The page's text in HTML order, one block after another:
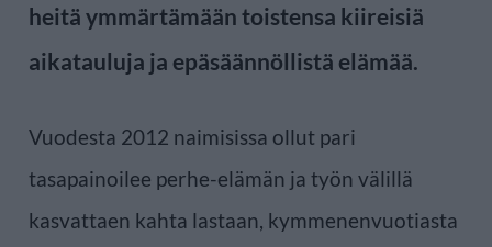
heitä ymmärtämään toistensa kiireisiä
aikatauluja ja epäsäännöllistä elämää.
Vuodesta 2012 naimisissa ollut pari
tasapainoilee perhe-elämän ja työn välillä
kasvattaen kahta lastaan, kymmenenvuotiasta